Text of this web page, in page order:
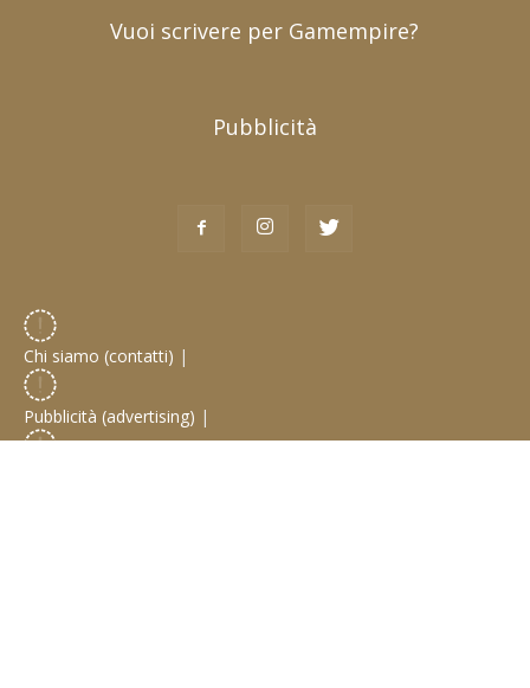
Vuoi scrivere per Gamempire?
Pubblicità
Chi siamo (contatti) |
Pubblicità (advertising) |